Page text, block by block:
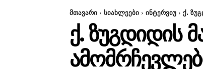
მთავარი სიახლეები ინტერვიუ ქ.
Ქ. ᲖᲣᲒᲓᲘᲓᲘᲡ